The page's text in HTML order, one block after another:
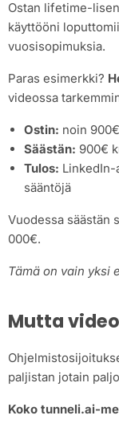
Ostan lifetime-
käyttööni
vuosisopimuksia.
Paras esimerkki?
videossa
Ostin: noin
Säästän: 900€
Tulos: LinkedIn-
sääntöjä
Vuodessa säästän
000€.
Tämä on vain yksi
Mutta
paljistan jotain
Koko tunneli.ai-